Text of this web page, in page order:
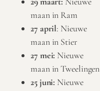
maan in Ram
27 april: Nieuwe
maan in Stier
27 mei: Nieuwe
maan in Tweelingen
25 juni: Nieuwe